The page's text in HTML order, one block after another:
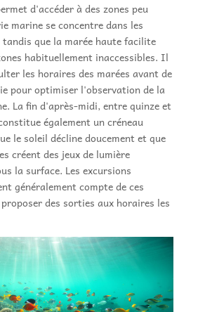
d'accéder à des zones peu
marine se concentre dans les
que la marée haute facilite
habituellement inaccessibles. Il
les horaires des marées avant de
pour optimiser l'observation de la
La fin d'après-midi, entre quinze et
également un créneau
le soleil décline doucement et que
créent des jeux de lumière
la surface. Les excursions
généralement compte de ces
des sorties aux horaires les